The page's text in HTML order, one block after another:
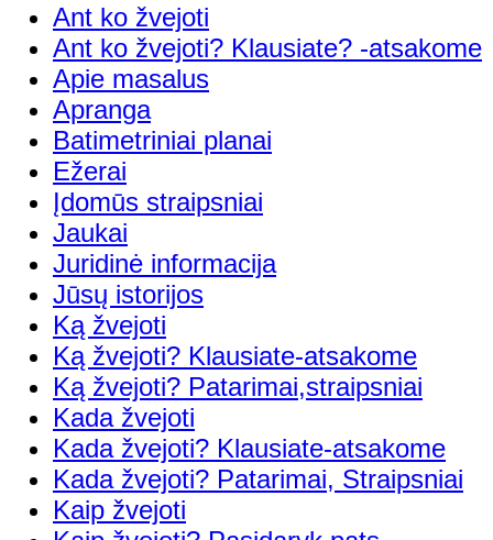
Ant ko žvejoti
Ant ko žvejoti? Klausiate? -atsakome
Apie masalus
Apranga
Batimetriniai planai
Ežerai
Įdomūs straipsniai
Jaukai
Juridinė informacija
Jūsų istorijos
Ką žvejoti
Ką žvejoti? Klausiate-atsakome
Ką žvejoti? Patarimai,straipsniai
Kada žvejoti
Kada žvejoti? Klausiate-atsakome
Kada žvejoti? Patarimai, Straipsniai
Kaip žvejoti